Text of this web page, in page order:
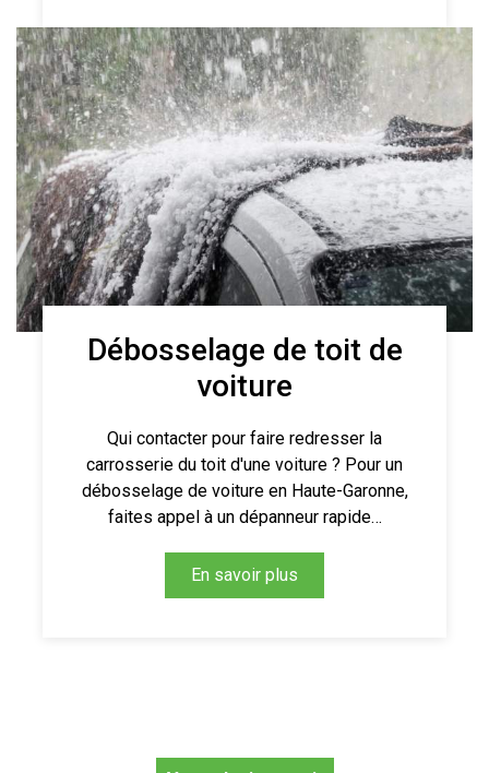
Débosselage de toit de
voiture
Qui contacter pour faire redresser la
carrosserie du toit d'une voiture ? Pour un
débosselage de voiture en Haute-Garonne,
faites appel à un dépanneur rapide…
En savoir plus